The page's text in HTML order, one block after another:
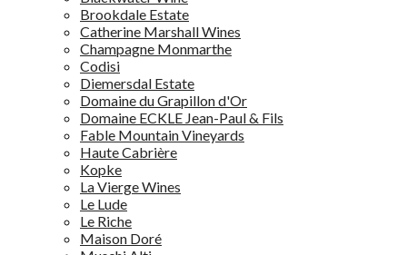
Brookdale Estate
Catherine Marshall Wines
Champagne Monmarthe
Codisi
Diemersdal Estate
Domaine du Grapillon d'Or
Domaine ECKLE Jean-Paul & Fils
Fable Mountain Vineyards
Haute Cabrière
Kopke
La Vierge Wines
Le Lude
Le Riche
Maison Doré